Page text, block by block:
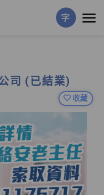
字
司 (已結業)
收藏